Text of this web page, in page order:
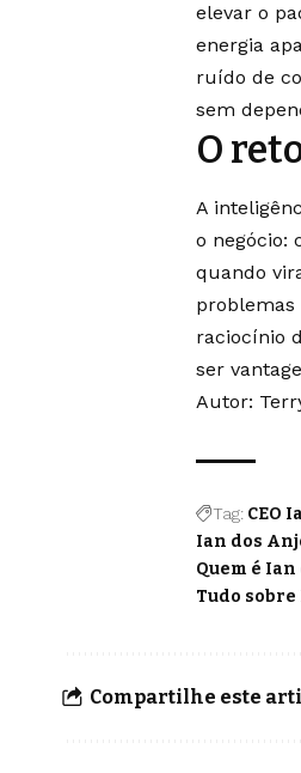
elevar o
energia
ruído de
sem
O
A
o negócio:
quando
problemas
raciocínio
ser
Autor:
Tag: CEO
Ian dos
Quem é
Tudo
Compartilhe este